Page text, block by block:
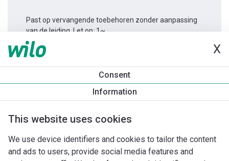
X
Consent
Information
This website uses cookies
We use device identifiers and cookies to tailor the content
and ads to users, provide social media features and
Past op vervangende toebehoren zonder aanpassing
van de leiding. Let op: 1~.
Productinformatie